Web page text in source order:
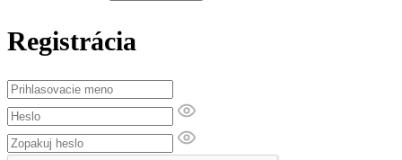
Registrácia